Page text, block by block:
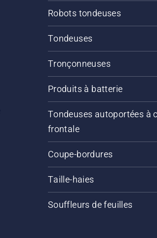
Robots tondeuses
Tondeuses
Tronçonneuses
Produits à batterie
Tondeuses autoportées à
frontale
Coupe-bordures
Taille-haies
Souffleurs de feuilles